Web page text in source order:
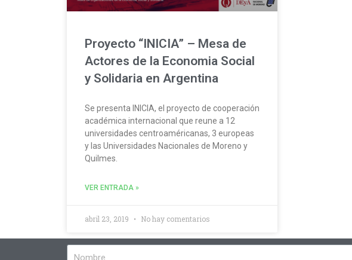
Proyecto “INICIA” – Mesa de
Actores de la Economia Social
y Solidaria en Argentina
Se presenta INICIA, el proyecto de cooperación
académica internacional que reune a 12
universidades centroaméricanas, 3 europeas
y las Universidades Nacionales de Moreno y
Quilmes.
VER ENTRADA »
abril 23, 2019 No hay comentarios